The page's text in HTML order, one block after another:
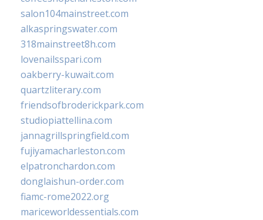
salon104mainstreet.com
alkaspringswater.com
318mainstreet8h.com
lovenailsspari.com
oakberry-kuwait.com
quartzliterary.com
friendsofbroderickpark.com
studiopiattellina.com
jannagrillspringfield.com
fujiyamacharleston.com
elpatronchardon.com
donglaishun-order.com
fiamc-rome2022.org
mariceworldessentials.com